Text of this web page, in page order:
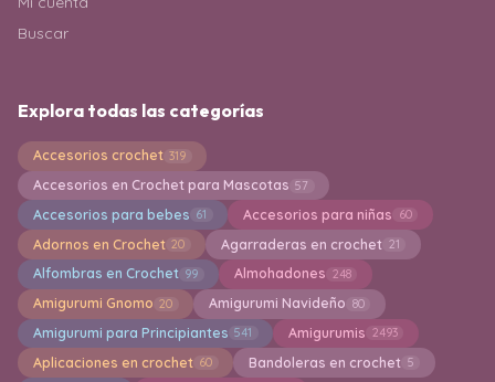
Buscar
Explora todas las categorías
Accesorios crochet 319
Accesorios en Crochet para Mascotas 57
Accesorios para bebes 61 Accesorios para niñas 60
Adornos en Crochet 20 Agarraderas en crochet 21
Alfombras en Crochet 99 Almohadones 248
Amigurumi Gnomo 20 Amigurumi Navideño 80
Amigurumi para Principiantes 541 Amigurumis 2493
Aplicaciones en crochet 60 Bandoleras en crochet 5